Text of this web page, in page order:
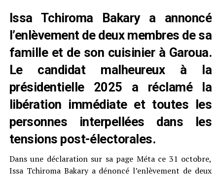
Issa Tchiroma Bakary a annoncé
l’enlèvement de deux membres de sa
famille et de son cuisinier à Garoua.
Le candidat malheureux à la
présidentielle 2025 a réclamé la
libération immédiate et toutes les
personnes interpellées dans les
tensions post-électorales.
Dans une déclaration sur sa page Méta ce 31 octobre,
Issa Tchiroma Bakary a dénoncé l’enlèvement de deux